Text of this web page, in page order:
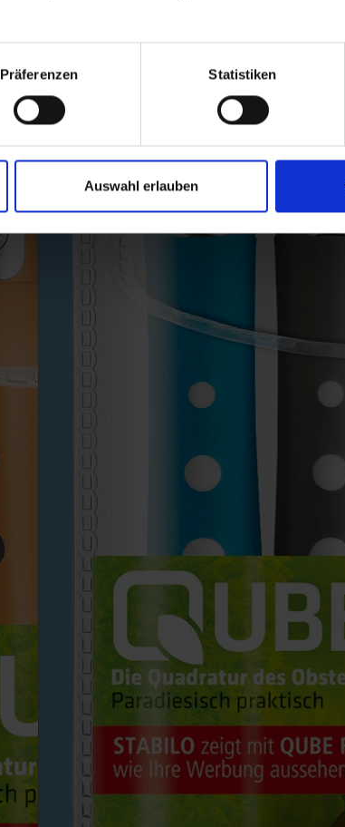
Präferenzen Statistiken
Auswahl erlauben